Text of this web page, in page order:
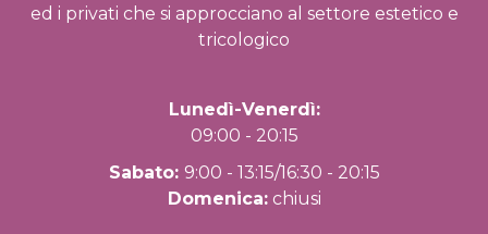
ed i privati che si approcciano al settore estetico e
tricologico
Lunedì-Venerdì:
09:00 - 20:15
Sabato: 9:00 - 13:15/16:30 - 20:15
Domenica:chiusi